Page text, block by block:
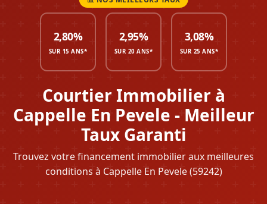
Courtier Immobilier à
Cappelle En Pevele - Meilleur
Taux Garanti
Trouvez votre financement immobilier aux meilleures
conditions à Cappelle En Pevele (59242)
2,80%
SUR 15 ANS*
2,95%
SUR 20 ANS*
3,08%
SUR 25 ANS*